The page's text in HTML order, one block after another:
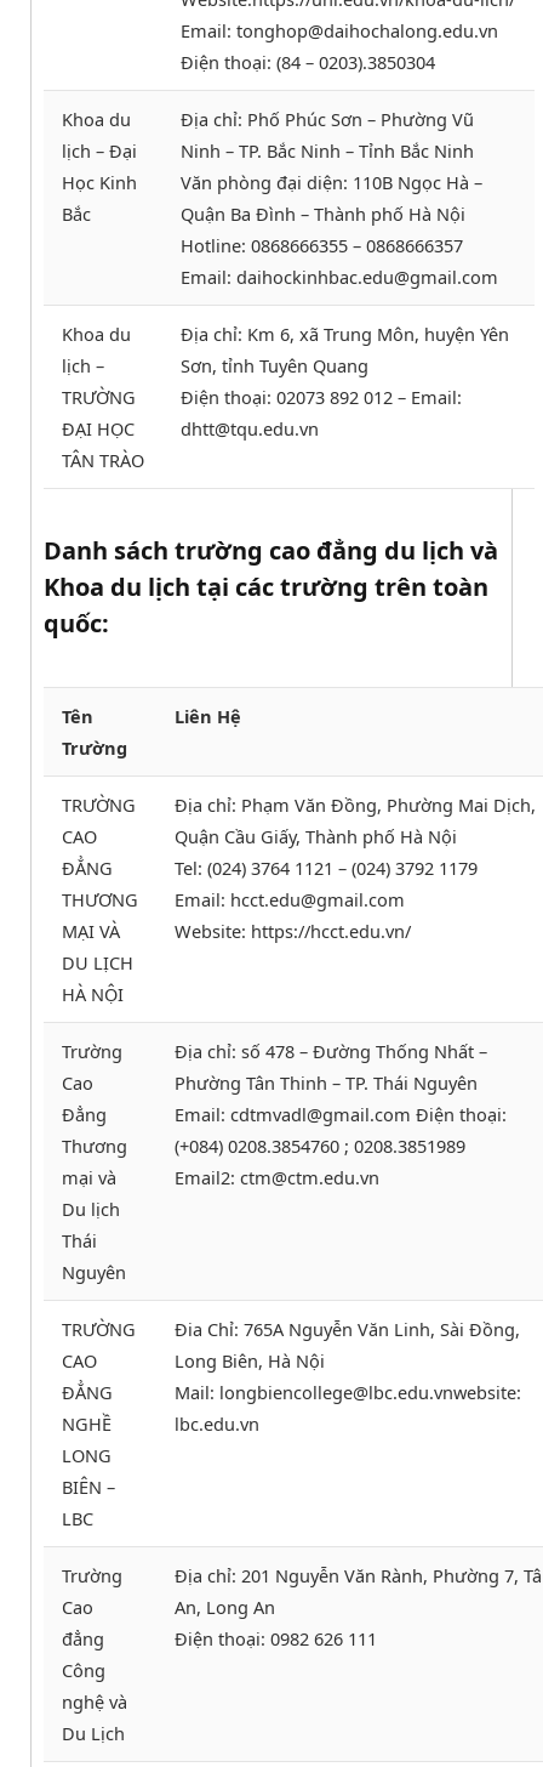
Email: tonghop@daihochalong.edu.vn
Điện thoại: (84 – 0203).3850304
Khoa du
lịch – Đại
Học Kinh
Bắc
Địa chỉ: Phố Phúc Sơn – Phường Vũ
Ninh – TP. Bắc Ninh – Tỉnh Bắc Ninh
Văn phòng đại diện: 110B Ngọc Hà –
Quận Ba Đình – Thành phố Hà Nội
Hotline: 0868666355 – 0868666357
Email: daihockinhbac.edu@gmail.com
Khoa du
lịch –
TRƯỜNG
ĐẠI HỌC
TÂN TRÀO
Địa chỉ: Km 6, xã Trung Môn, huyện Yên
Sơn, tỉnh Tuyên Quang
Điện thoại: 02073 892 012 – Email:
dhtt@tqu.edu.vn
Danh sách trường cao đẳng du lịch và
Khoa du lịch tại các trường trên toàn
quốc:
Tên
Trường
Liên Hệ
TRƯỜNG
CAO
ĐẲNG
THƯƠNG
MẠI VÀ
DU LỊCH
HÀ NỘI
Địa chỉ: Phạm Văn Đồng, Phường Mai Dịch,
Quận Cầu Giấy, Thành phố Hà Nội
Tel: (024) 3764 1121 – (024) 3792 1179
Email: hcct.edu@gmail.com
Website: https://hcct.edu.vn/
Trường
Cao
Đẳng
Thương
mại và
Du lịch
Thái
Nguyên
Địa chỉ: số 478 – Đường Thống Nhất –
Phường Tân Thinh – TP. Thái Nguyên
Email: cdtmvadl@gmail.com Điện thoại:
(+084) 0208.3854760 ; 0208.3851989
Email2: ctm@ctm.edu.vn
TRƯỜNG
CAO
ĐẲNG
NGHỀ
LONG
BIÊN –
LBC
Đia Chỉ: 765A Nguyễn Văn Linh, Sài Đồng,
Long Biên, Hà Nội
Mail: longbiencollege@lbc.edu.vnwebsite:
lbc.edu.vn
Trường
Cao
đẳng
Công
nghệ và
Du Lịch
Địa chỉ: 201 Nguyễn Văn Rành, Phường 7,
An, Long An
Điện thoại: 0982 626 111